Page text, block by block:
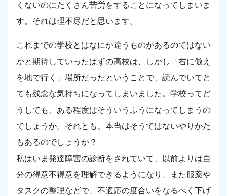
くないのにたくさん苦労をすることになってしまいま
す。それは理不尽だと思います。
これまでの学校とはなにか違うものがあるのではない
かと期待していったはずの高校は、しかし「右に倣え
を地で行く」場所だったということで、読んでいてと
ても残念な気持ちになってしまいました。学校ってど
うしても、ある程度はそういうふうになってしまうの
でしょうか。それとも、本当はそうではないやりかた
もあるのでしょうか？
私はいま発達障害の診断をされていて、以前よりは自
分の得意不得意を理解できるようになり、また服薬や
タスクの整理などで、不適応の度合いをなるべく下げ